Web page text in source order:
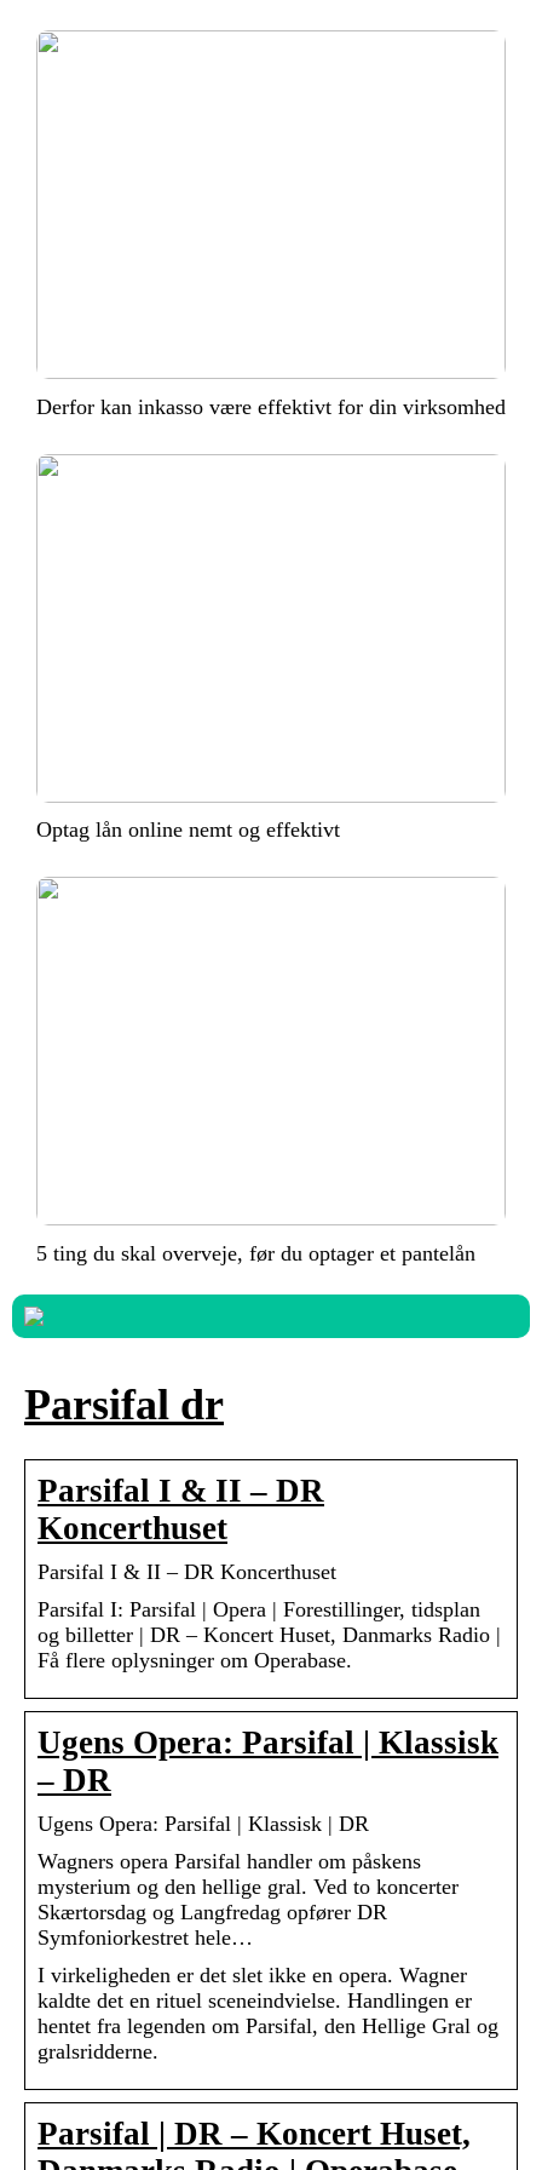
Derfor kan inkasso være effektivt for din virksomhed
Optag lån online nemt og effektivt
5 ting du skal overveje, før du optager et pantelån
Parsifal dr
Parsifal I & II – DR
Koncerthuset
Parsifal I & II – DR Koncerthuset
Parsifal I: Parsifal | Opera | Forestillinger, tidsplan
og billetter | DR – Koncert Huset, Danmarks Radio |
Få flere oplysninger om Operabase.
Ugens Opera: Parsifal | Klassisk
– DR
Ugens Opera: Parsifal | Klassisk | DR
Wagners opera Parsifal handler om påskens
mysterium og den hellige gral. Ved to koncerter
Skærtorsdag og Langfredag opfører DR
Symfoniorkestret hele…
I virkeligheden er det slet ikke en opera. Wagner
kaldte det en rituel sceneindvielse. Handlingen er
hentet fra legenden om Parsifal, den Hellige Gral og
gralsridderne.
Parsifal | DR – Koncert Huset,